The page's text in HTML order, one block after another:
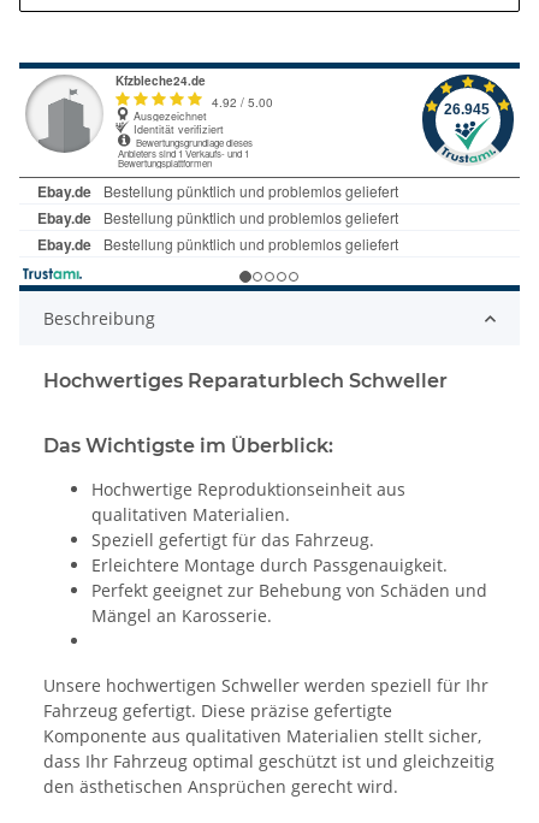
Beschreibung
Hochwertiges Reparaturblech Schweller
Das Wichtigste im Überblick:
Hochwertige Reproduktionseinheit aus
qualitativen Materialien.
Speziell gefertigt für das Fahrzeug.
Erleichtere Montage durch Passgenauigkeit.
Perfekt geeignet zur Behebung von Schäden und
Mängel an Karosserie.
Unsere hochwertigen Schweller werden speziell für Ihr
Fahrzeug gefertigt. Diese präzise gefertigte
Komponente aus qualitativen Materialien stellt sicher,
dass Ihr Fahrzeug optimal geschützt ist und gleichzeitig
den ästhetischen Ansprüchen gerecht wird.